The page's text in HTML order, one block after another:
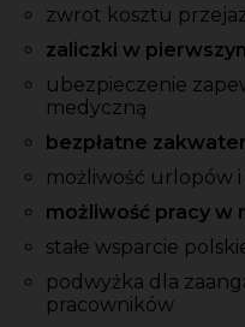
zwrot kosztu
zaliczki w
ubezpieczenie
medyczną
bezpłatne
możliwość urlopów
możliwość pracy w
stałe wsparcie
podwyżka dla
pracowników